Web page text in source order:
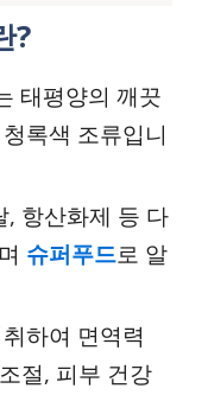
?
태평양의 깨끗
록색 조류입니
, 항산화제 등 다
슈퍼푸드로 알
하여 면역력
절, 피부 건강